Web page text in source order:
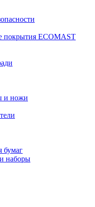
покрытия ECOMAST
и ножи
бумаг
наборы